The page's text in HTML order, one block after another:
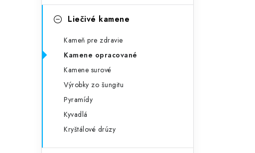
Liečivé kamene
Kameň pre zdravie
Kamene opracované
Kamene surové
Výrobky zo šungitu
Pyramídy
Kyvadlá
Kryštálové drúzy